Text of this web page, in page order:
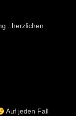
..herzlichen
Auf jeden Fall